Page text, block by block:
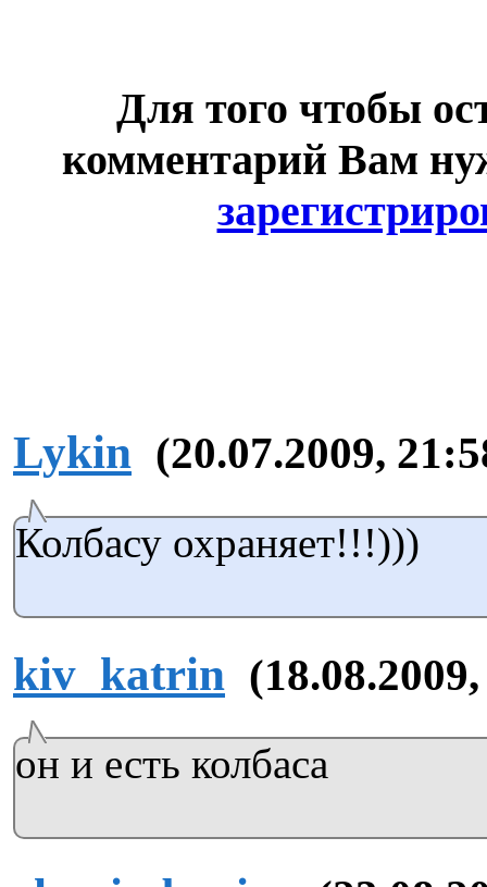
Для того чтобы
комментарий Вам
Lykin (20.07.2009,
Колбасу охраняет!!!)))
kiv_katrin
он и есть колбаса